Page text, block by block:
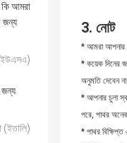
কি আমরা
জন্য
জন্য
(ইতালি)
3. নোট
* আমরা আপনার
* কয়েক দিনের
অনুমতি দেবেন
* আপনার চুলা স্ব
পরে, পাথর
* পাথর